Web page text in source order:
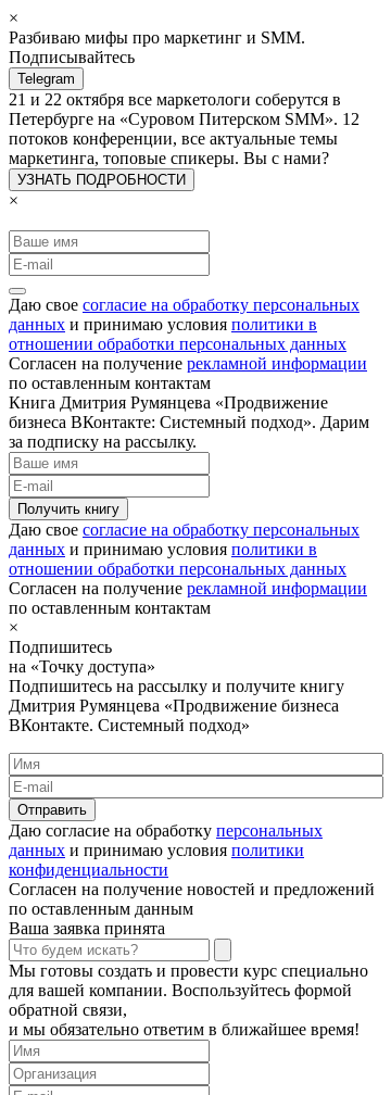
×
Разбиваю мифы про маркетинг и SMM.
Подписывайтесь
Telegram
21 и 22 октября все маркетологи соберутся в
Петербурге на «Суровом Питерском SMM». 12
потоков конференции, все актуальные темы
маркетинга, топовые спикеры. Вы с нами?
УЗНАТЬ ПОДРОБНОСТИ
×
Даю свое согласие на обработку персональных
данных и принимаю условия политики в
отношении обработки персональных данных
Согласен на получение рекламной информации
по оставленным контактам
Книга Дмитрия Румянцева «Продвижение
бизнеса ВКонтакте: Системный подход». Дарим
за подписку на рассылку.
Получить книгу
Даю свое согласие на обработку персональных
данных и принимаю условия политики в
отношении обработки персональных данных
Согласен на получение рекламной информации
по оставленным контактам
×
Подпишитесь
на «Точку доступа»
Подпишитесь на рассылку и получите книгу
Дмитрия Румянцева «Продвижение бизнеса
ВКонтакте. Системный подход»
Отправить
Даю согласие на обработку персональных
данных и принимаю условия политики
конфиденциальности
Согласен на получение новостей и предложений
по оставленным данным
Ваша заявка принята
Мы готовы создать и провести курс специально
для вашей компании. Воспользуйтесь формой
обратной связи,
и мы обязательно ответим в ближайшее время!